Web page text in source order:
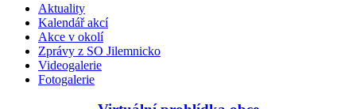
Aktuality
Kalendář akcí
Akce v okolí
Zprávy z SO Jilemnicko
Videogalerie
Fotogalerie